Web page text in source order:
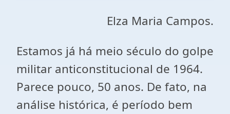
Elza Maria Campos.
Estamos já há meio século do golpe
militar anticonstitucional de 1964.
Parece pouco, 50 anos. De fato, na
análise histórica, é período bem